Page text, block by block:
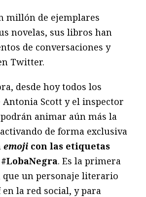
millón de ejemplares
novelas, sus libros han
de conversaciones y
Twitter.
desde hoy todos los
Antonia Scott y el inspector
animar aún más la
de forma exclusiva
emoji con las etiquetas
. Es la primera
que un personaje literario
en la red social, y para